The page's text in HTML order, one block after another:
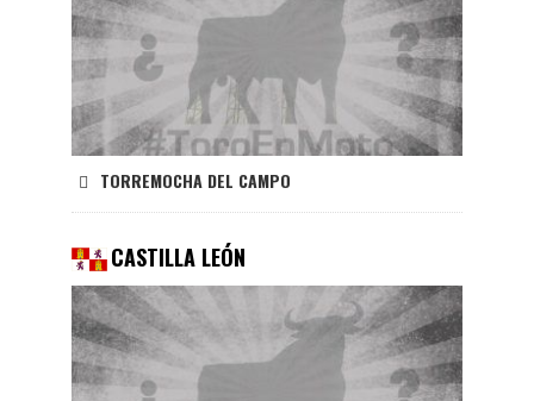
TORREMOCHA DEL CAMPO
CASTILLA LEÓN